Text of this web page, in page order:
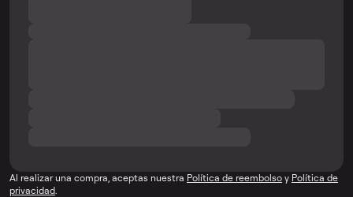
Al realizar una compra, aceptas nuestra Política de reembolso y Política de
privacidad.